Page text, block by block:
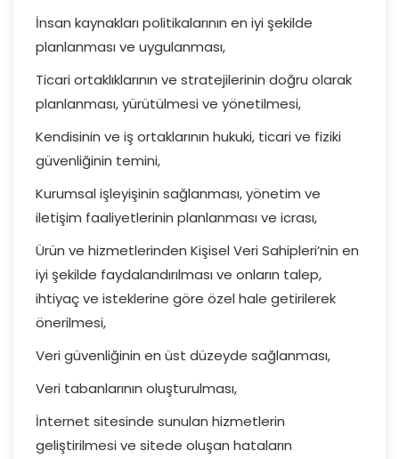
İnsan kaynakları politikalarının en iyi şekilde
planlanması ve uygulanması,
Ticari ortaklıklarının ve stratejilerinin doğru olarak
planlanması, yürütülmesi ve yönetilmesi,
Kendisinin ve iş ortaklarının hukuki, ticari ve fiziki
güvenliğinin temini,
Kurumsal işleyişinin sağlanması, yönetim ve
iletişim faaliyetlerinin planlanması ve icrası,
Ürün ve hizmetlerinden Kişisel Veri Sahipleri’nin en
iyi şekilde faydalandırılması ve onların talep,
ihtiyaç ve isteklerine göre özel hale getirilerek
önerilmesi,
Veri güvenliğinin en üst düzeyde sağlanması,
Veri tabanlarının oluşturulması,
İnternet sitesinde sunulan hizmetlerin
geliştirilmesi ve sitede oluşan hataların